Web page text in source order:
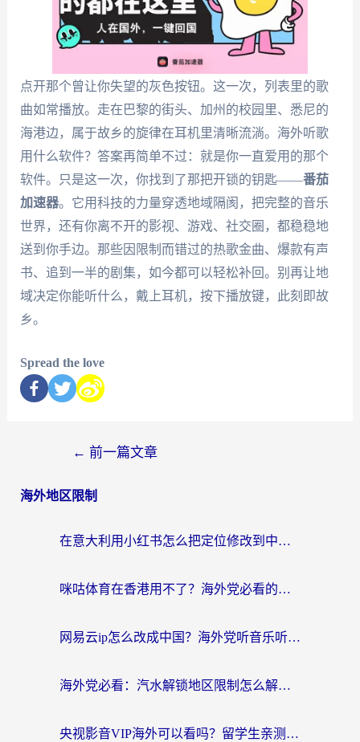
点开那个曾让你失望的灰色按钮。这一次，列表里的歌
曲如常播放。走在巴黎的街头、加州的校园里、悉尼的
海港边，属于故乡的旋律在耳机里清晰流淌。海外听歌
用什么软件？答案再简单不过：就是你一直爱用的那个
软件。只是这一次，你找到了那把开锁的钥匙——番茄
加速器。它用科技的力量穿透地域隔阂，把完整的音乐
世界，还有你离不开的影视、游戏、社交圈，都稳稳地
送到你手边。那些因限制而错过的热歌金曲、爆款有声
书、追到一半的剧集，如今都可以轻松补回。别再让地
域决定你能听什么，戴上耳机，按下播放键，此刻即故
乡。
Spread the love
← 前一篇文章
海外地区限制
在意大利用小红书怎么把定位修改到中国国内？3个实用技巧+1个靠谱工具帮你搞定
咪咕体育在香港用不了？海外党必看的回国加速器选择指南（附3个真实场景解决方案）
网易云ip怎么改成中国？海外党听音乐听书的无痛解决方案
海外党必看：汽水解锁地区限制怎么解除？3招解决国内影音&生活服务难题
央视影音VIP海外可以看吗？留学生亲测有效的回国加速器选择指南